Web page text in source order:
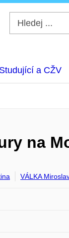
Studující a CŽV
na
VÁLKA